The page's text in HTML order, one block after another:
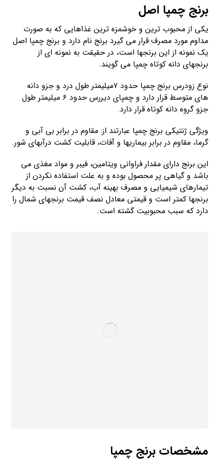
برنج چمپا اصل
یکی از محبوب ترین و خوشمزه ترین غذاهایی که به صورت
مداوم مورد مصرف قرار می گیرد برنج نام دارد و برنج چمپا اصل
یک نمونه از این برنجها است، در حقیقت به نمونه ای از
برنجهای دانه کوتاه چمپا می گویند.
نوع زودرس برنج چمپا حدود ۷میلیمتر طول درد و جزو دانه
های متوسط قرار دارد و چمپای دیررس حدود ۶ میلیمتر طول
جزو گروه دانه کوتاه قرار دارد.
ویژگی ژنتیکی برنج چمپا عبارتند از: مقاوم در برابر بی آبی و
گرما، مقاوم در برابر بیماریها و آفات، قابلیت کشت درآبهای شور.
این برنج دارای مقدار فراوانی ویتامین، فیبر و مواد مغذی می
باشد و گیاهی پر محصول بوده و به علت استفاده نکردن از
تیمارهای شیمیایی و مصرف بهینه آب، کشت آن نسبت به دیگر
برنجها کمتر است و قیمتی معادل نصف قیمت برنجهای شمال را
دارد که سبب محبوبیت گشته است.
مشخصات برنج چمپا